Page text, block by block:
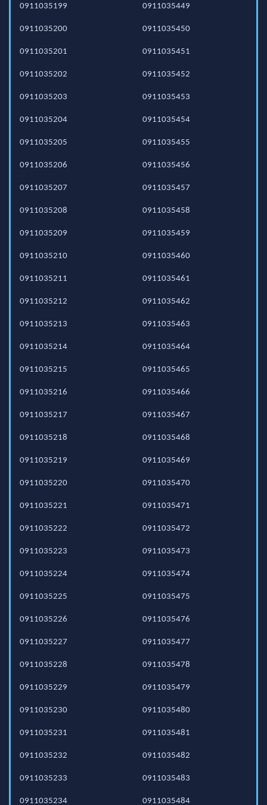
0911035199
0911035200
0911035201
0911035202
0911035203
0911035204
0911035205
0911035206
0911035207
0911035208
0911035209
0911035210
0911035211
0911035212
0911035213
0911035214
0911035215
0911035216
0911035217
0911035218
0911035219
0911035220
0911035221
0911035222
0911035223
0911035224
0911035225
0911035226
0911035227
0911035228
0911035229
0911035230
0911035231
0911035232
0911035233
0911035234
0911035449
0911035450
0911035451
0911035452
0911035453
0911035454
0911035455
0911035456
0911035457
0911035458
0911035459
0911035460
0911035461
0911035462
0911035463
0911035464
0911035465
0911035466
0911035467
0911035468
0911035469
0911035470
0911035471
0911035472
0911035473
0911035474
0911035475
0911035476
0911035477
0911035478
0911035479
0911035480
0911035481
0911035482
0911035483
0911035484